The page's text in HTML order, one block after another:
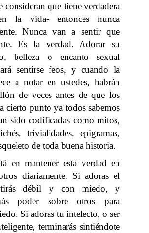
consideran que tiene verdadera
la vida- entonces nunca
Nunca van a sentir que
Es la verdad. Adorar su
belleza o encanto sexual
sentirse feos, y cuando la
a notar en ustedes, habrán
de veces antes de que los
cierto punto ya todos sabemos
sido codificadas como mitos,
trivialidades, epigramas,
de toda buena historia.
en mantener esta verdad en
diariamente. Si adoras el
débil y con miedo, y
poder sobre otros para
Si adoras tu intelecto, o ser
terminarás sintiéndote